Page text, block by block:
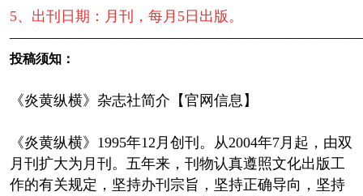
5、出刊日期：月刊，每月5日出版。
投稿须知：
《炎黄纵横》杂志社简介【官网信息】
《炎黄纵横》1995年12月创刊。从2004年7月起，由双
月刊扩大为月刊。五年来，刊物认真遵照文化出版工
作的有关规定，坚持办刊宗旨，坚持正确导向，坚持